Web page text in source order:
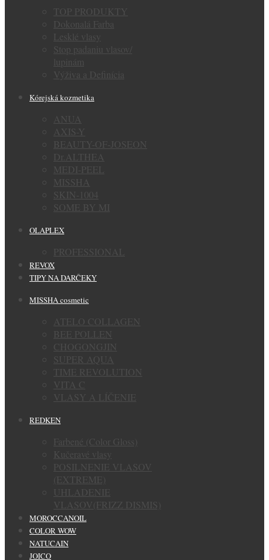
TOP PRODUKTY
Dokonalá Farba
Lesklé vlasy
Stop padaniu vlasov/
lupinám
Výživa a Definícia
Kórejská kozmetika
ANUA
AXIS-Y
BEAUTY-OF-JOSEON
Dr.ALTHEA
MEDI-PEEL
MISSHA
SKIN-1004
SOME BY MI
OLAPLEX
PROFESSIONAL
REVOX
TIPY NA DARČEKY
MISSHA cosmetic
ATELO COLLAGEN
BEE POLLEN
CHOGONGJIN
SUPER AQUA
TIME REVOLUTION
VITA C
VLASY A LÍČENIE
REDKEN
Farbené (Color Gloss)
Kučeravé vlasy
POSILNENIE VLASOV
(EXTREME)
UHLADENIE
VLASOV(FRIZZ DISMIS)
MOROCCANOIL
COLOR WOW
NATUCAIN
JOICO